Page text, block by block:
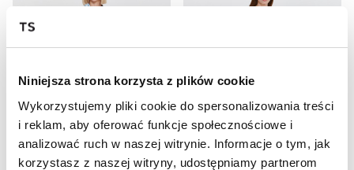
Niniejsza strona korzysta z plików cookie
Wykorzystujemy pliki cookie do spersonalizowania treści
i reklam, aby oferować funkcje społecznościowe i
analizować ruch w naszej witrynie. Informacje o tym, jak
korzystasz z naszej witryny, udostępniamy partnerom
SALE
SALE
HOT